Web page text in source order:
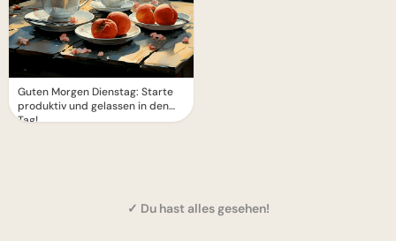
Guten Morgen Dienstag: Starte
produktiv und gelassen in den
Tag!
✓ Du hast alles gesehen!